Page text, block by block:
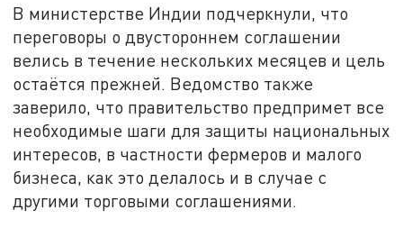
В министерстве Индии подчеркнули, что
переговоры о двустороннем соглашении
велись в течение нескольких месяцев и цель
остаётся прежней. Ведомство также
заверило, что правительство предпримет все
необходимые шаги для защиты национальных
интересов, в частности фермеров и малого
бизнеса, как это делалось и в случае с
другими торговыми соглашениями.